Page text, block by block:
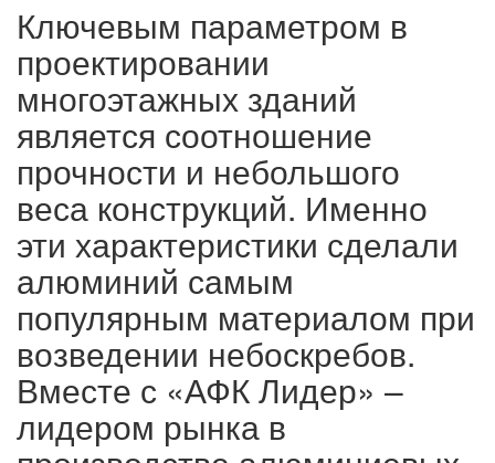
Ключевым параметром в
проектировании
многоэтажных зданий
является соотношение
прочности и небольшого
веса конструкций. Именно
эти характеристики сделали
алюминий самым
популярным материалом при
возведении небоскребов.
Вместе с «АФК Лидер» –
лидером рынка в